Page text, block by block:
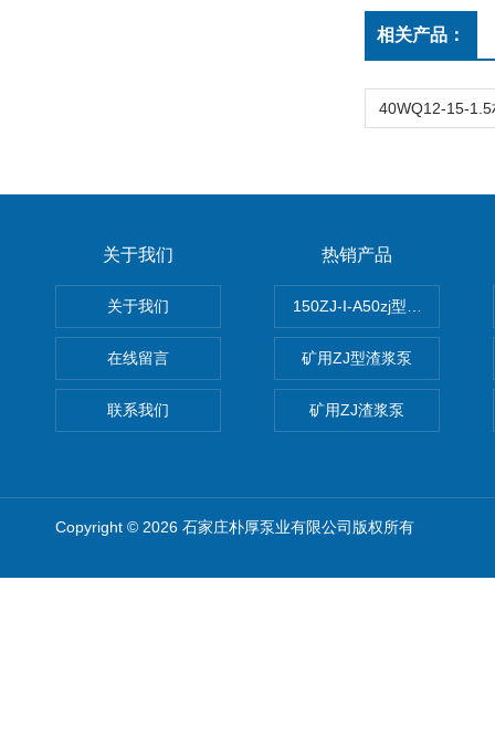
相关产品：
关于我们
关于我们
在线留言
联系我们
热销产品
150ZJ-I-A50zj型渣浆泵
矿用ZJ型渣浆泵
矿用ZJ渣浆泵
Copyright © 2026 石家庄朴厚泵业有限公司版权所有